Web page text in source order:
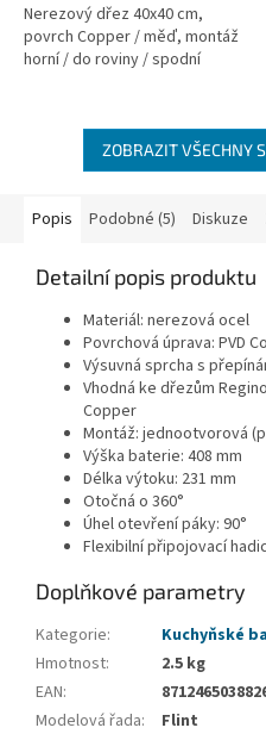
Nerezový dřez 40x40 cm,
povrch Copper / měď, montáž
horní / do roviny / spodní
ZOBRAZIT VŠECHNY
Popis Podobné (5) Diskuze
Detailní popis produktu
Materiál: nerezová ocel
Povrchová úprava: PVD
Výsuvná sprcha s
Vhodná ke dřezům
Copper
Montáž: jednootvorová
Výška baterie: 408 mm
Délka výtoku: 231 mm
Otočná o 360°
Úhel otevření páky: 90°
Flexibilní připojovací
Doplňkové parametry
Kategorie:
Kuchyňské
Hmotnost:
2.5 kg
EAN:
Modelová řada:
Flint